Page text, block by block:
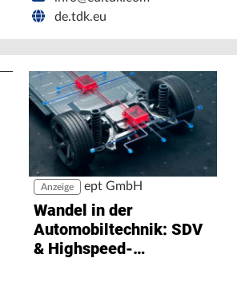
de.tdk.eu
Anzeige ept GmbH
Wandel in der
Automobiltechnik: SDV
& Highspeed-